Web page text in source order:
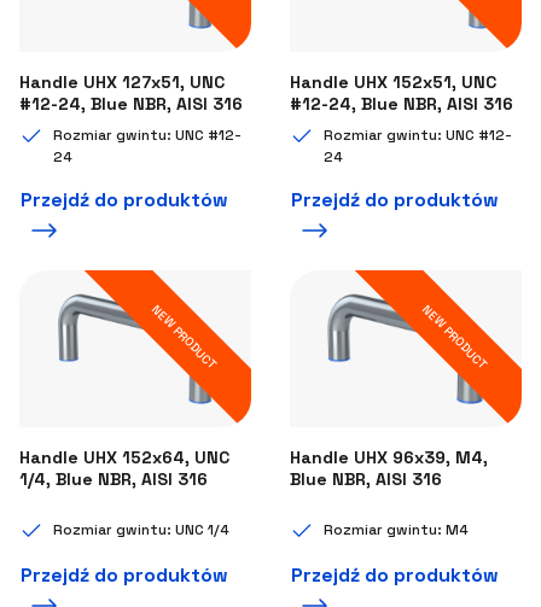
Handle UHX 127x51, UNC
#12-24, Blue NBR, AISI 316
Rozmiar gwintu: UNC #12-
24
Przejdź do produktów
Handle UHX 152x51, UNC
#12-24, Blue NBR, AISI 316
Rozmiar gwintu: UNC #12-
24
Przejdź do produktów
NEW PRODUCT
Handle UHX 152x64, UNC
1/4, Blue NBR, AISI 316
Rozmiar gwintu: UNC 1/4
Przejdź do produktów
NEW PRODUCT
Handle UHX 96x39, M4,
Blue NBR, AISI 316
Rozmiar gwintu: M4
Przejdź do produktów